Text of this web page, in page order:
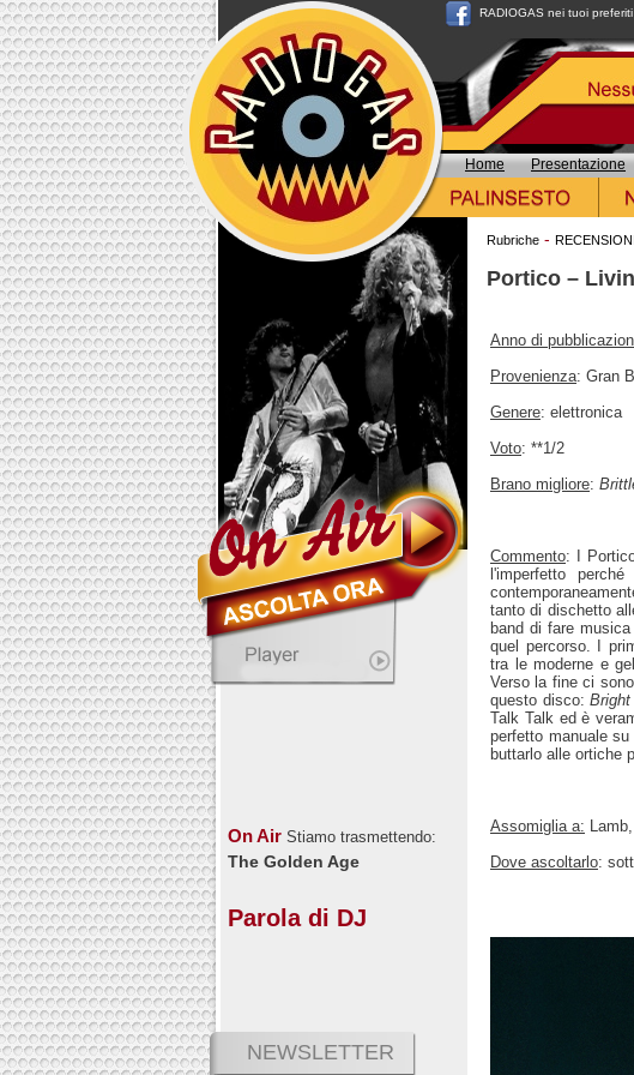
RADIOGAS nei tuoi preferiti
Home Presentazione
On Air Stiamo trasmettendo:
The Golden Age
Parola di DJ
NEWSLETTER
Rubriche - RECENSIONI
Portico –
Anno di
Provenienza: Gran
Genere: elettronica
Voto: **1/2
Brano migliore:
Commento: I
l'imperfetto
tanto di dischetto
band di fare
quel percorso. I
tra le moderne e
Verso la fine ci
questo disco:
Talk Talk ed è
perfetto manuale
buttarlo alle ortiche
Assomiglia a:
Dove ascoltarlo: